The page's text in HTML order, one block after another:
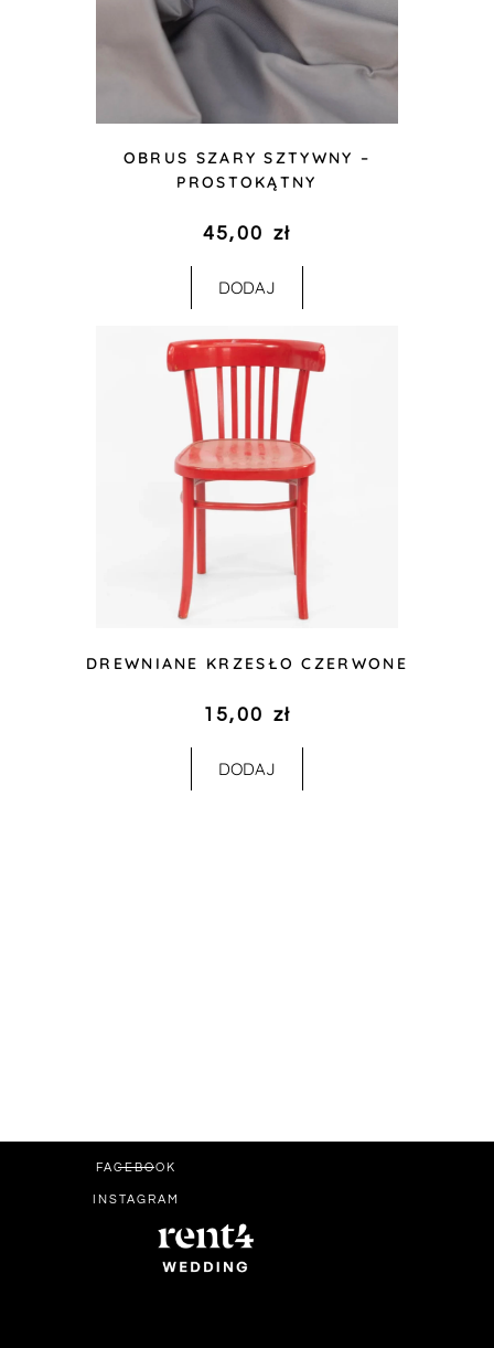
OBRUS SZARY SZTYWNY –
PROSTOKĄTNY
45,00 zł
DODAJ
DREWNIANE KRZESŁO CZERWONE
15,00 zł
DODAJ
FACEBOOK
INSTAGRAM